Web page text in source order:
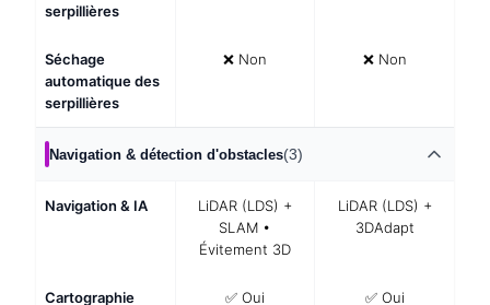
serpillières
Séchage
automatique des
serpillières
❌ Non ❌ Non
Navigation & détection d'obstacles(3)
Navigation & IA
LiDAR (LDS) +
SLAM •
Évitement 3D
LiDAR (LDS) +
3DAdapt
Cartographie
✅ Oui ✅ Oui